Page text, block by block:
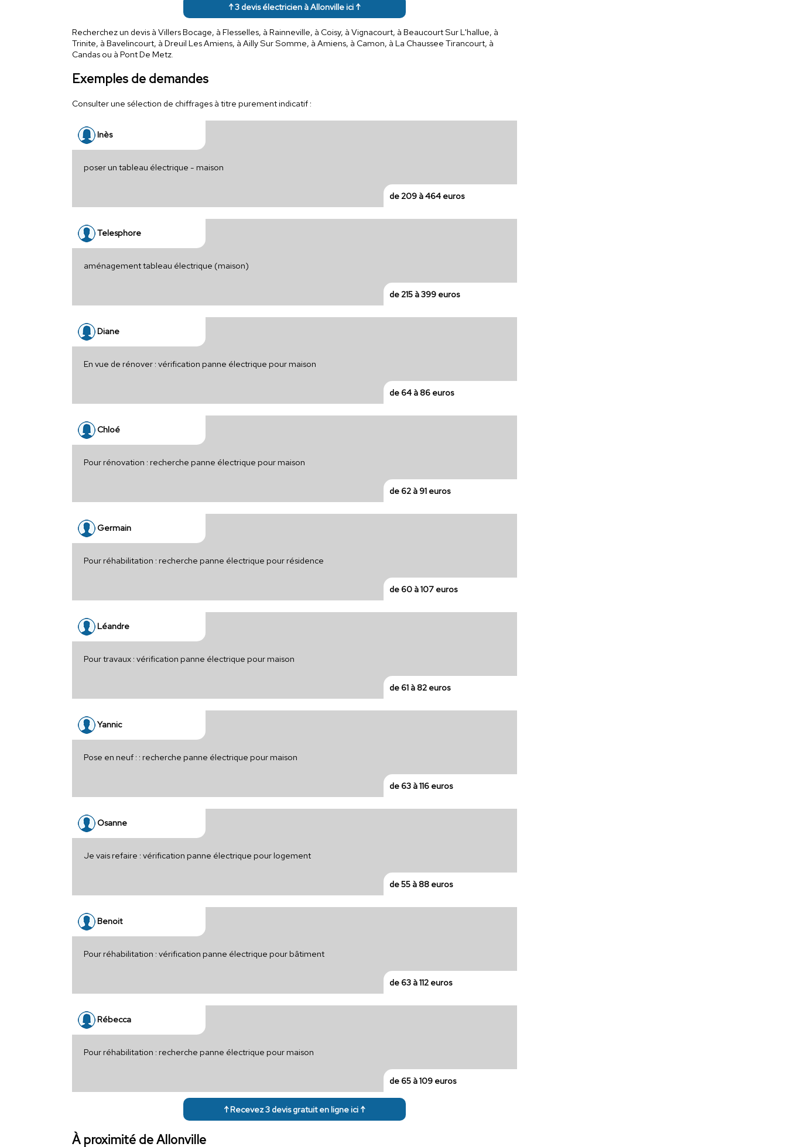
↑ 3 devis électricien à Allonville ici ↑
Recherchez un devis à Villers Bocage, à Flesselles, à Rainneville, à Coisy, à Vignacourt, à Beaucourt Sur L'hallue, à
Trinite, à Bavelincourt, à Dreuil Les Amiens, à Ailly Sur Somme, à Amiens, à Camon, à La Chaussee Tirancourt, à
Candas ou à Pont De Metz.
Exemples de demandes
Consulter une sélection de chiffrages à titre purement indicatif :
Inès
poser un tableau électrique - maison
de 209 à 464 euros
Telesphore
aménagement tableau électrique (maison)
de 215 à 399 euros
Diane
En vue de rénover : vérification panne électrique pour maison
de 64 à 86 euros
Chloé
Pour rénovation : recherche panne électrique pour maison
de 62 à 91 euros
Germain
Pour réhabilitation : recherche panne électrique pour résidence
de 60 à 107 euros
Léandre
Pour travaux : vérification panne électrique pour maison
de 61 à 82 euros
Yannic
Pose en neuf : : recherche panne électrique pour maison
de 63 à 116 euros
Osanne
Je vais refaire : vérification panne électrique pour logement
de 55 à 88 euros
Benoit
Pour réhabilitation : vérification panne électrique pour bâtiment
de 63 à 112 euros
Rébecca
Pour réhabilitation : recherche panne électrique pour maison
de 65 à 109 euros
↑ Recevez 3 devis gratuit en ligne ici ↑
À proximité de Allonville